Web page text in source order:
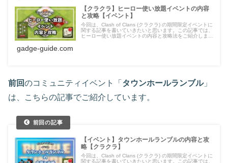
【クラクラ】ヒーロー使い放題イベントの内容
と攻略【イベント】
今回は、Clash of Clans (クラクラ) の期間限定イベントに
関する記事を書いていきたいと思います。この記事では、
ヒーロー使い放題イベントの内容と攻略法をご紹介しま
gadge-guide.com
前回のコミュニティイベント「 タウンホールランブル」
は、こちらの記事でご紹介しています。
【イベント】タウンホールランブルの内容と攻
略【クラクラ】
今回は、Clash of Clans (クラクラ) の期間限定イベントに
関する記事を書いていきたいと思います。この記事では、